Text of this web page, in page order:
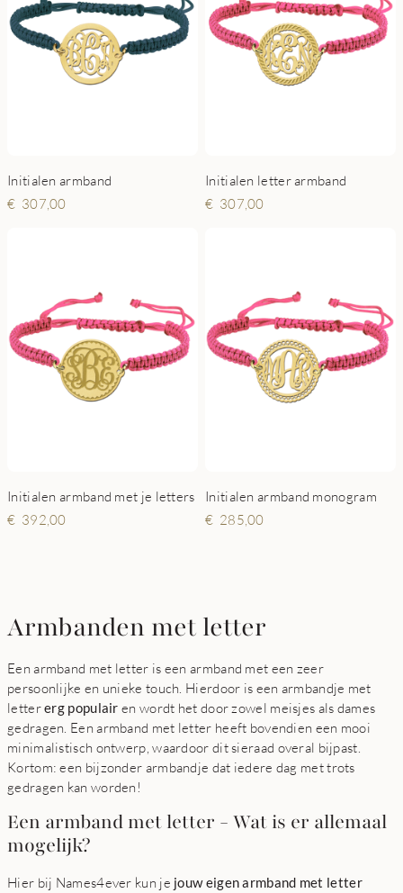
Initialen armband
307,00
Initialen letter armband
307,00
Initialen armband met je letters
392,00
Initialen armband monogram
285,00
Armbanden met letter
Een armband met letter is een armband met een zeer
persoonlijke en unieke touch. Hierdoor is een armbandje met
lettererg populair en wordt het door zowel meisjes als dames
gedragen. Een armband met letter heeft bovendien een mooi
minimalistisch ontwerp, waardoor dit sieraad overal bijpast.
Kortom: een bijzonder armbandje dat iedere dag met trots
gedragen kan worden!
Een armband met letter - Wat is er allemaal
mogelijk?
Hier bij Names4ever kun je jouw eigen armband met letter